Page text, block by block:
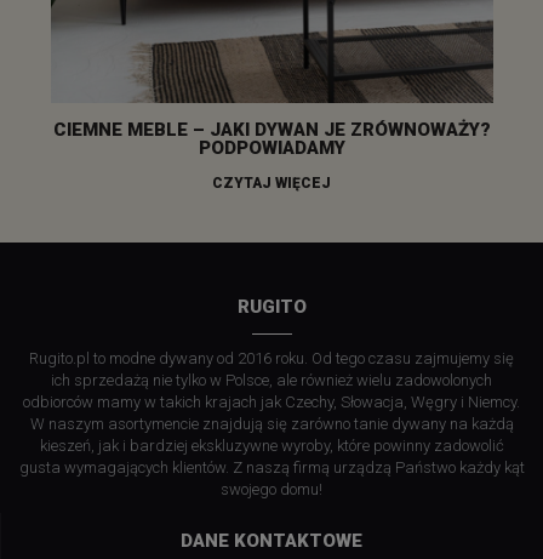
CIEMNE MEBLE – JAKI DYWAN JE ZRÓWNOWAŻY?
PODPOWIADAMY
CZYTAJ WIĘCEJ
RUGITO
Rugito.pl to modne dywany od 2016 roku. Od tego czasu zajmujemy się
ich sprzedażą nie tylko w Polsce, ale również wielu zadowolonych
odbiorców mamy w takich krajach jak Czechy, Słowacja, Węgry i Niemcy.
W naszym asortymencie znajdują się zarówno tanie dywany na każdą
kieszeń, jak i bardziej ekskluzywne wyroby, które powinny zadowolić
gusta wymagających klientów. Z naszą firmą urządzą Państwo każdy kąt
swojego domu!
DANE KONTAKTOWE